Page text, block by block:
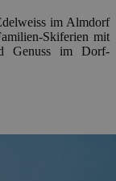
im Almdorf
Skiferien mit
Genuss im Dorf-